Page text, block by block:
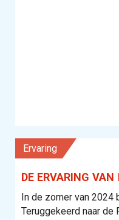
Ervaring
DE ERVARING
In de zomer van 2024
Teruggekeerd naar